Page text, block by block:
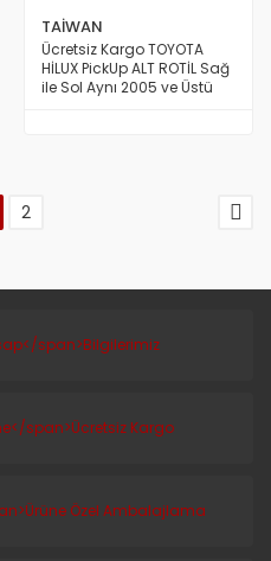
TAİWAN
Ücretsiz Kargo TOYOTA
HİLUX PickUp ALT ROTİL Sağ
ile Sol Aynı 2005 ve Üstü
2